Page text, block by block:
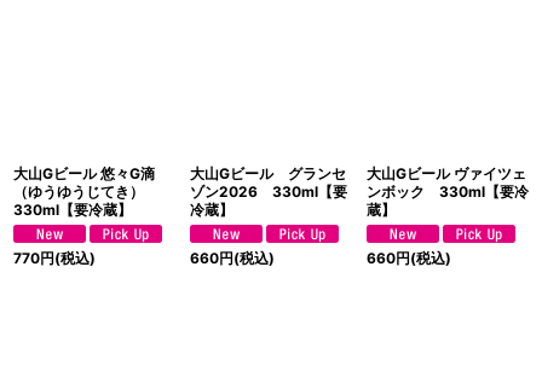
大山Gビール 悠々G滴
（ゆうゆうじてき）
330ml【要冷蔵】
770円(税込)
大山Gビール グランセ
ゾン2026 330ml【要
冷蔵】
660円(税込)
大山Gビール ヴァイツェ
ンボック 330ml【要冷
蔵】
660円(税込)